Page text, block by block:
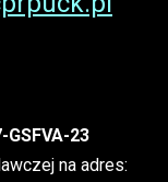
23
na adres: